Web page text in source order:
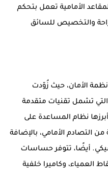
الأمامية تعمل بتحكم
والتخصيص للسائق
لم تبخل على برادو 2026 بأنظمة الأمان، حيث زُوّدت
بمنظومة Toyota Safety Sense التي تشمل تقنيات متقدمة
نظام المساعدة على
من التصادم الأمامي، بالإضافة
أيضًا، تتوفر حساسات
العمياء، وكاميرا خلفية